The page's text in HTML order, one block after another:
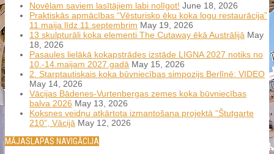
Novēlam saviem lasītājiem labi nolīgot! June 18, 2026
Praktiskās apmācības “Vēsturisko ēku koka logu restaurācija”
11.maija līdz 11.septembrim May 19, 2026
13 skulpturāli koka elementi The Cutaway ēkā Austrālijā May
18, 2026
Pasaules lielākā kokapstrādes izstāde LIGNA 2027 notiks no
10.-14.maijam 2027.gadā May 15, 2026
2. Starptautiskais koka būvniecības simpozijs Berlīnē: VIDEO
May 14, 2026
Vācijas Bādenes-Vurtenbergas zemes koka būvniecības
balva 2026 May 13, 2026
Koksnes veidņu atkārtota izmantošana projektā “Štutgarte
210”, Vācijā May 12, 2026
MĀJASLAPAS NAVIGĀCIJA